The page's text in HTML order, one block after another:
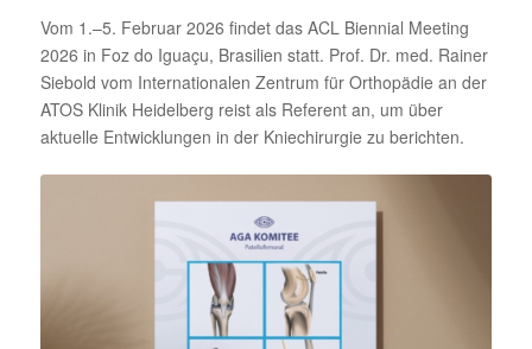
Vom 1.–5. Februar 2026 findet das ACL Biennial Meeting
2026 in Foz do Iguaçu, Brasilien statt. Prof. Dr. med. Rainer
Siebold vom Internationalen Zentrum für Orthopädie an der
ATOS Klinik Heidelberg reist als Referent an, um über
aktuelle Entwicklungen in der Kniechirurgie zu berichten.